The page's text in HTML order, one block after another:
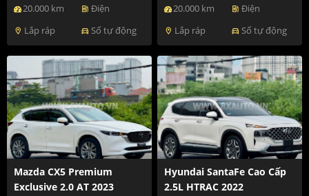
20.000 km ev_station Điện
location_on Lắp ráp directions_car Số tự động
20.000 km ev_station Điện
location_on Lắp ráp directions_car Số tự động
Mazda CX5 Premium
Exclusive 2.0 AT 2023
Hyundai SantaFe Cao Cấp
2.5L HTRAC 2022